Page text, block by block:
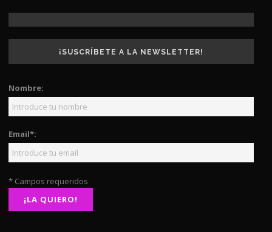
¡SUSCRÍBETE A LA NEWSLETTER!
Nombre:
Email*:
* Campos requeridos